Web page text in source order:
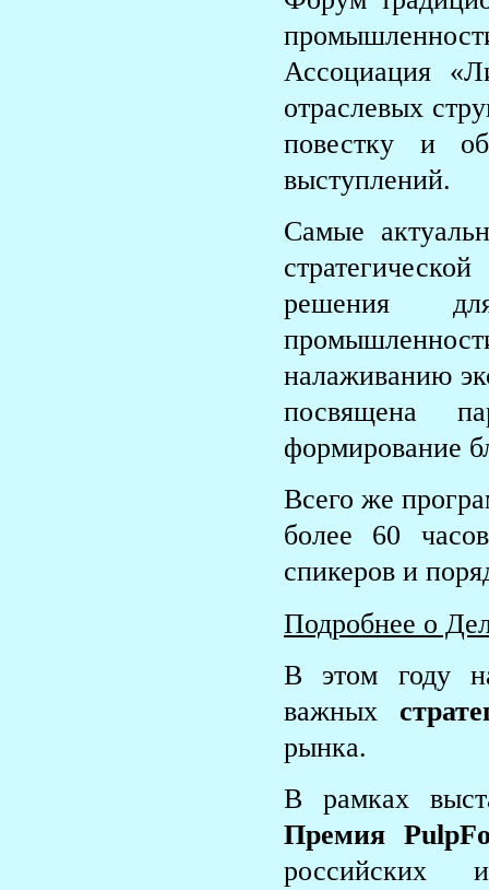
Ассоциация
отраслевых
повестку и
выступлений.
Самые
решения
налаживанию
посвящена
формирование
Всего же
более 60
спикеров и
Подробнее о
В этом году
важных
рынка.
В рамках
Премия
российских